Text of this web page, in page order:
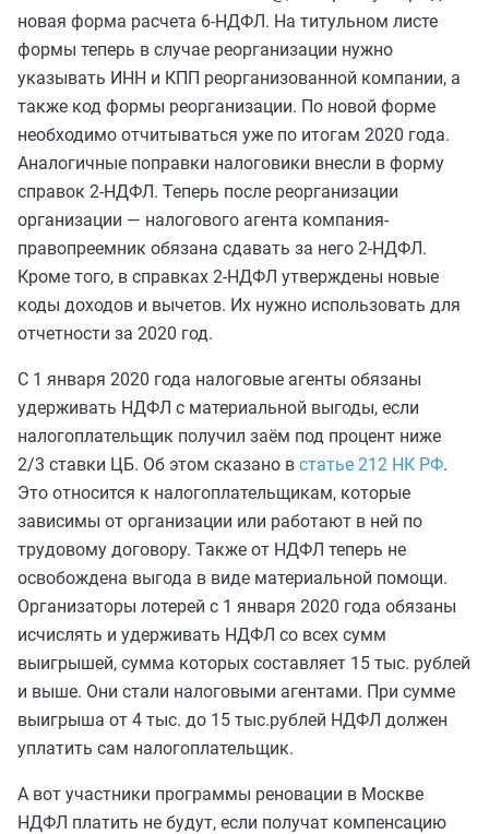
новая форма расчета 6-НДФЛ. На титульном листе
формы теперь в случае реорганизации нужно
указывать ИНН и КПП реорганизованной компании, а
также код формы реорганизации. По новой форме
необходимо отчитываться уже по итогам 2020 года.
Аналогичные поправки налоговики внесли в форму
справок 2-НДФЛ. Теперь после реорганизации
организации — налогового агента компания-
правопреемник обязана сдавать за него 2-НДФЛ.
Кроме того, в справках 2-НДФЛ утверждены новые
коды доходов и вычетов. Их нужно использовать для
отчетности за 2020 год.
С 1 января 2020 года налоговые агенты обязаны
удерживать НДФЛ с материальной выгоды, если
налогоплательщик получил заём под процент ниже
2/3 ставки ЦБ. Об этом сказано в статье 212 НК РФ.
Это относится к налогоплательщикам, которые
зависимы от организации или работают в ней по
трудовому договору. Также от НДФЛ теперь не
освобождена выгода в виде материальной помощи.
Организаторы лотерей с 1 января 2020 года обязаны
исчислять и удерживать НДФЛ со всех сумм
выигрышей, сумма которых составляет 15 тыс. рублей
и выше. Они стали налоговыми агентами. При сумме
выигрыша от 4 тыс. до 15 тыс.рублей НДФЛ должен
уплатить сам налогоплательщик.
А вот участники программы реновации в Москве
НДФЛ платить не будут, если получат компенсацию